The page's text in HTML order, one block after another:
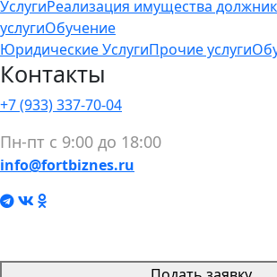
УслугиРеализация имущества
услугиОбучение
Юридические УслугиПрочие услуги
Контакты
+7 (933) 337-70-04
Пн-пт с 9:00 до 18:00
info@fortbiznes.ru